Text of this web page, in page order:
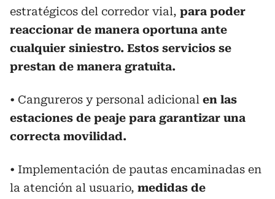
estratégicos del corredor vial, para poder
reaccionar de manera oportuna ante
cualquier siniestro. Estos servicios se
prestan de manera gratuita.
• Cangureros y personal adicional en las
estaciones de peaje para garantizar una
correcta movilidad.
• Implementación de pautas encaminadas en
la atención al usuario, medidas de